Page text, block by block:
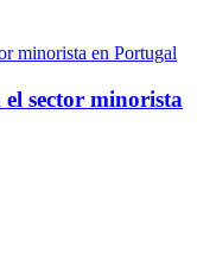
sector minorista